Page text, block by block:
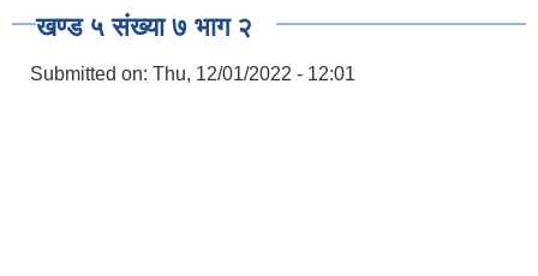
खण्ड ५ संख्या ७ भाग २
Submitted on: Thu, 12/01/2022 - 12:01